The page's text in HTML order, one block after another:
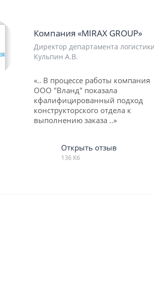
Компания «MIRAX GROUP»
Директор департамента логистики
Кульпин А.В.
«.. В процессе работы компания
ООО "Вланд" показала
кфалифицированный подход
конструкторского отдела к
выполнению заказа ..»
Открыть отзыв
136 Кб